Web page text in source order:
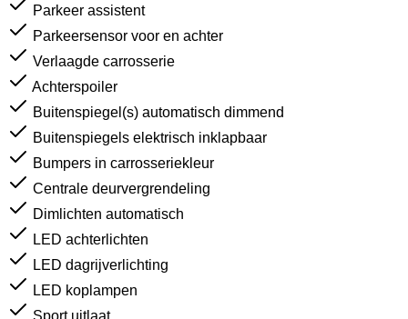
Parkeer assistent
Parkeersensor voor en achter
Verlaagde carrosserie
Achterspoiler
Buitenspiegel(s) automatisch dimmend
Buitenspiegels elektrisch inklapbaar
Bumpers in carrosseriekleur
Centrale deurvergrendeling
Dimlichten automatisch
LED achterlichten
LED dagrijverlichting
LED koplampen
Sport uitlaat